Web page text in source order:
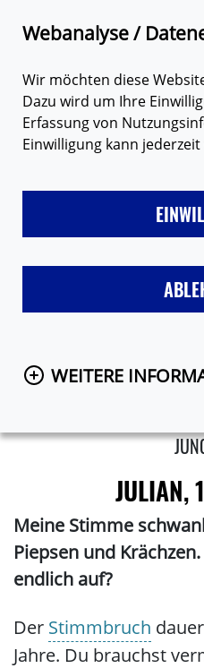
Webanalyse /
Wir möchten diese
Dazu wird um Ihre
Erfassung von
Einwilligung kann
WEITERE
LIEBE FREUNDE & FAMILIE
JULIAN,
Meine Stimme
Piepsen und
endlich auf?
Der Stimmbruch
Jahre. Du brauchst